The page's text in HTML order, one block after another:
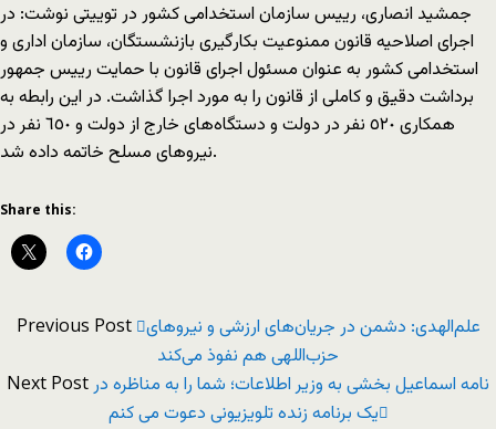
جمشید انصاری، رییس سازمان استخدامی کشور در توییتی نوشت: در
اجرای اصلاحیه قانون ممنوعیت بکارگیری بازنشستگان، سازمان اداری و
استخدامی کشور به عنوان مسئول اجرای قانون با حمایت رییس جمهور
برداشت دقیق و کاملی از قانون را به مورد اجرا گذاشت. در این رابطه به
همکاری ٥٢٠ نفر در دولت و دستگاه‌های خارج از دولت و ٦٥٠ نفر در
نیروهای مسلح خاتمه داده شد.
Share this:
Previous Post علم‌الهدی: دشمن در جریان‌های ارزشی و نیروهای
حزب‌اللهی هم نفوذ می‌کند
Next Postنامه اسماعیل بخشی به وزیر اطلاعات؛ شما را به مناظره در
یک برنامه زنده تلویزیونی دعوت می کنم